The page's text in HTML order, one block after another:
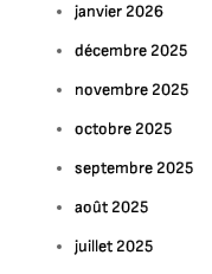
janvier 2026
décembre 2025
novembre 2025
octobre 2025
septembre 2025
août 2025
juillet 2025